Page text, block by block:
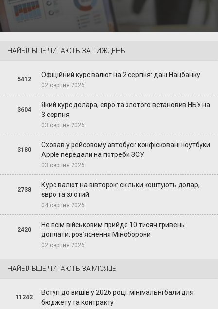
НАЙБІЛЬШЕ ЧИТАЮТЬ ЗА ТИЖДЕНЬ
5412
Офіційний курс валют на 2 серпня: дані Нацбанку
02 серпня 2026
3604
Який курс долара, євро та злотого встановив НБУ на
3 серпня
03 серпня 2026
3180
Сховав у рейсовому автобусі: конфісковані ноутбуки
Apple передали на потреби ЗСУ
03 серпня 2026
2738
Курс валют на вівторок: скільки коштують долар,
євро та злотий
04 серпня 2026
2420
Не всім військовим прийде 10 тисяч гривень
доплати: роз’яснення Міноборони
02 серпня 2026
НАЙБІЛЬШЕ ЧИТАЮТЬ ЗА МІСЯЦЬ
11242
Вступ до вишів у 2026 році: мінімальні бали для
бюджету та контракту